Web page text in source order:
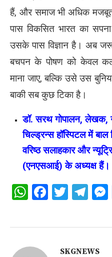
हैं, और समाज भी अधिक
पास विकसित भारत का
उसके पास विज्ञान है। अब
बचपन के पोषण को केवल
माना जाए, बल्कि उसे उस
बाकी सब कुछ टिका है।
डॉ. सरथ गोपालन, लेखक,
चिल्ड्रन्स हॉस्पिटल में बाल
वरिष्ठ सलाहकार और
(एनएसआई) के अध्यक्ष हैं।
WhatsApp
Facebook
SKGNEWS